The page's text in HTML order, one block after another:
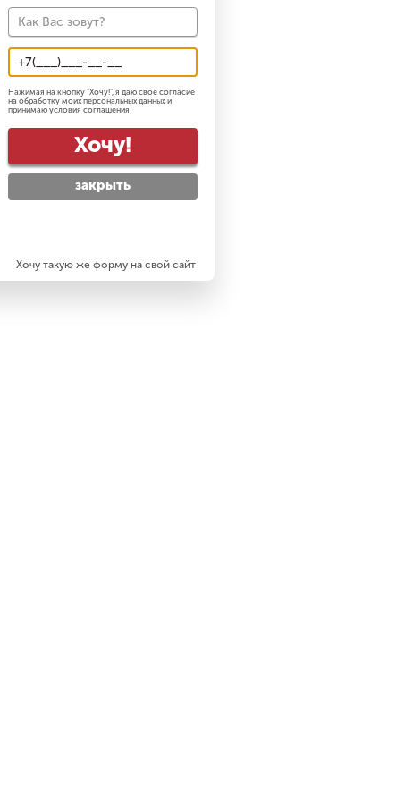
Нажимая на кнопку "Хочу!", я даю свое согласие
на обработку моих персональных данных и
принимаю условия соглашения
Хочу!
закрыть
Хочу такую же форму на свой сайт